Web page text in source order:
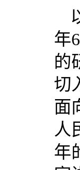
年
的
切
面
人
年